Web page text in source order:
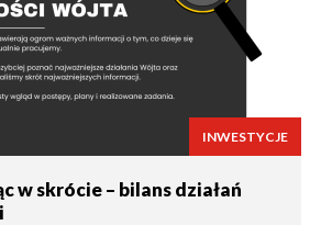
INWESTYCJE
w skrócie – bilans działań